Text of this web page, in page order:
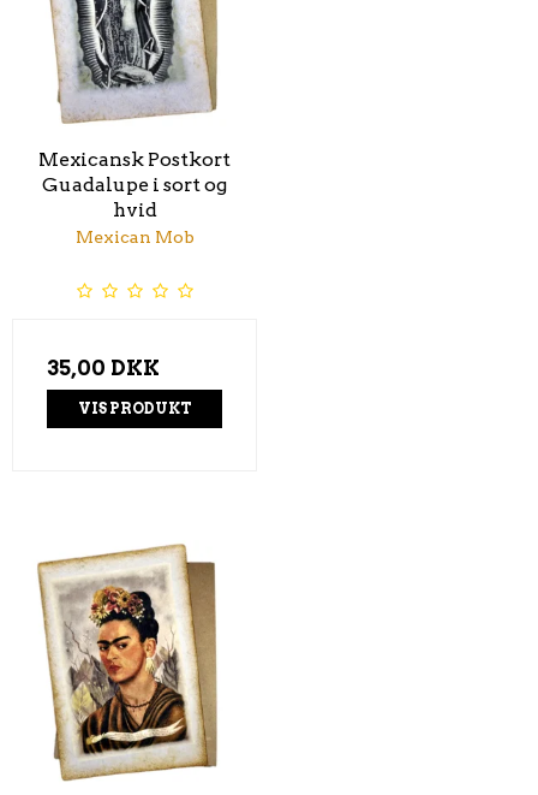
Mexicansk Postkort
Guadalupe i sort og
hvid
Mexican Mob
35,00 DKK
VIS PRODUKT